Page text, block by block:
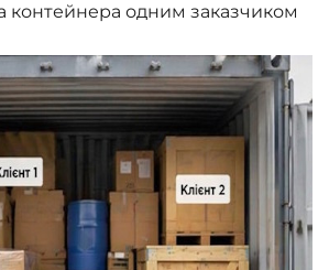
контейнера одним заказчиком